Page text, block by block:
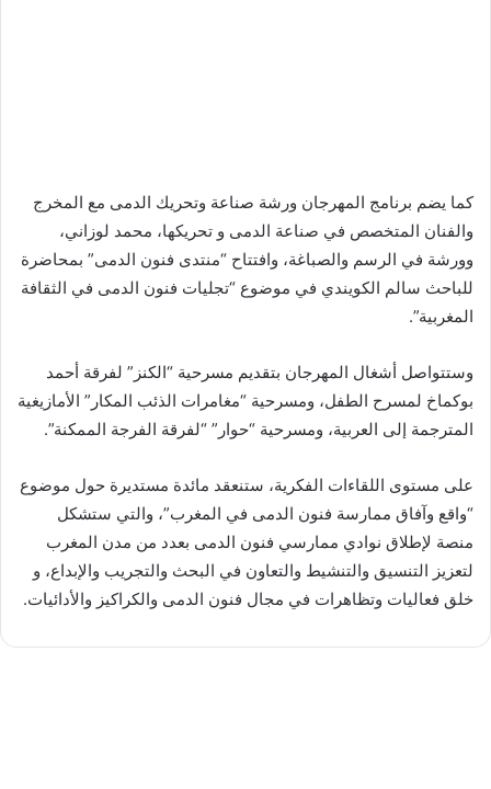
كما يضم برنامج المهرجان ورشة صناعة وتحريك الدمى مع المخرج
والفنان المتخصص في صناعة الدمى و تحريكها، محمد لوزاني،
وورشة في الرسم والصباغة، وافتتاح “منتدى فنون الدمى” بمحاضرة
للباحث سالم الكويندي في موضوع “تجليات فنون الدمى في الثقافة
المغربية”.
وستتواصل أشغال المهرجان بتقديم مسرحية “الكنز” لفرقة أحمد
بوكماخ لمسرح الطفل، ومسرحية “مغامرات الذئب المكار” الأمازيغية
المترجمة إلى العربية، ومسرحية “حوار” “لفرقة الفرجة الممكنة”.
على مستوى اللقاءات الفكرية، ستنعقد مائدة مستديرة حول موضوع
“واقع وآفاق ممارسة فنون الدمى في المغرب”، والتي ستشكل
منصة لإطلاق نوادي ممارسي فنون الدمى بعدد من مدن المغرب
لتعزيز التنسيق والتنشيط والتعاون في البحث والتجريب والإبداع، و
خلق فعاليات وتظاهرات في مجال فنون الدمى والكراكيز والأدائيات.